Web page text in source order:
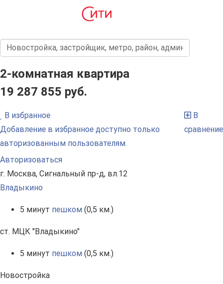
2-комнатная квартира
19 287 855 руб.
В избранное
Добавление в избранное доступно только
авторизованным пользователям.
Авторизоваться
В
сравнение
г. Москва, Сигнальный пр-д, вл.12
Владыкино
5 минут пешком (0,5 км.)
ст. МЦК "Владыкино"
5 минут пешком (0,5 км.)
Новостройка